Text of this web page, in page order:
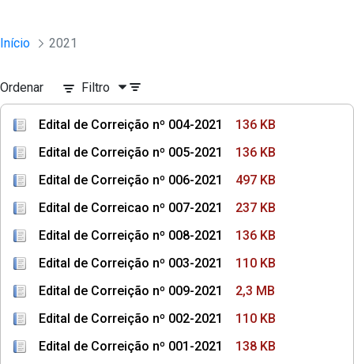
Início 2021
Ordenar Filtro
Edital de Correição nº 004-2021
136 KB
Edital de Correição nº 005-2021
136 KB
Edital de Correição nº 006-2021
497 KB
Edital de Correicao nº 007-2021
237 KB
Edital de Correição nº 008-2021
136 KB
Edital de Correição nº 003-2021
110 KB
Edital de Correição nº 009-2021
2,3 MB
Edital de Correição nº 002-2021
110 KB
Edital de Correição nº 001-2021
138 KB